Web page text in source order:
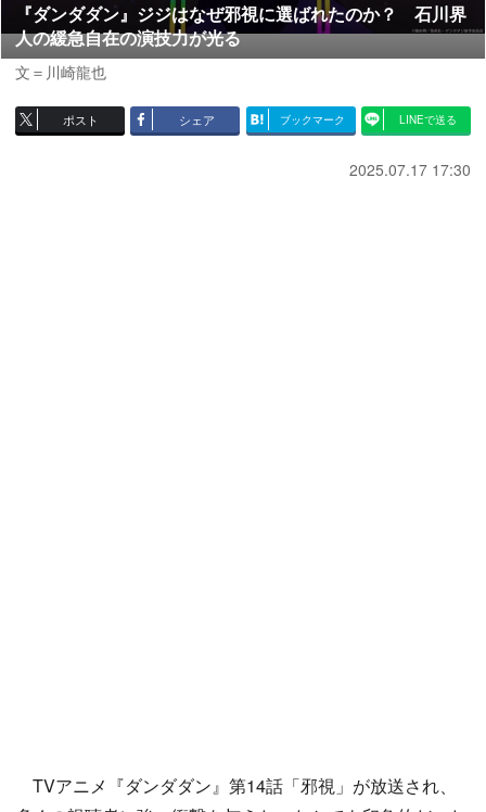
『ダンダダン』ジジはなぜ邪視に選ばれたのか？ 石川界
人の緩急自在の演技力が光る
文＝川崎龍也
ポスト シェア ブックマーク LINEで送る
2025.07.17 17:30
TVアニメ『ダンダダン』第14話「邪視」が放送され、